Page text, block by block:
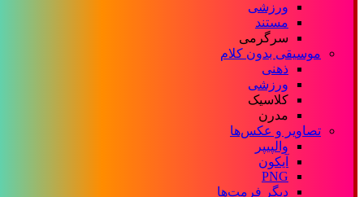
ورزشی
مستند
سرگرمی
موسیقی بدون کلام
ذهنی
ورزشی
کلاسیک
مدرن
تصاویر و عکس‌ها
والپیپر
آیکون
PNG
دیگر فرمت‌ها